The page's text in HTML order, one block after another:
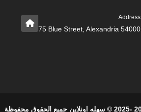
Address
75 Blue Street, Alexandria 54000